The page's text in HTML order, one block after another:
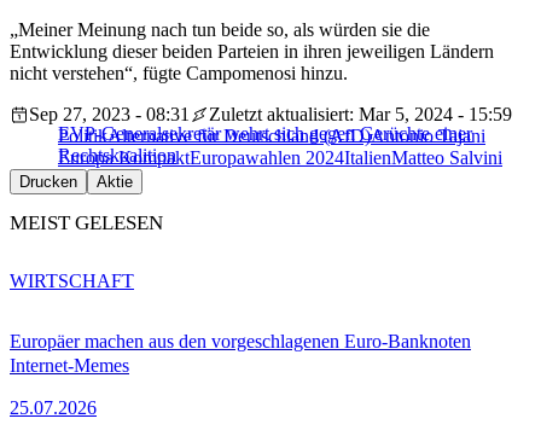
„Meiner Meinung nach tun beide so, als würden sie die
Entwicklung dieser beiden Parteien in ihren jeweiligen Ländern
nicht verstehen“, fügte Campomenosi hinzu.
EVP-Generalsekretär wehrt sich gegen Gerüchte einer
Rechtskoalition
Sep 27, 2023 - 08:31
Zuletzt aktualisiert: Mar 5, 2024 - 15:59
PolitikAlternative für Deutschland (AfD)Antonio Tajani
Europa KompaktEuropawahlen 2024ItalienMatteo Salvini
Drucken Aktie
MEIST GELESEN
Europäer machen aus den vorgeschlagenen Euro-Banknoten
Internet-Memes
25.07.2026
WIRTSCHAFT